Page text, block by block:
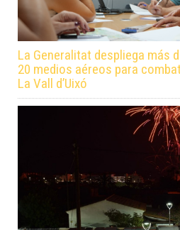
La Generalitat despliega más
20 medios aéreos para
La Vall d’Uixó